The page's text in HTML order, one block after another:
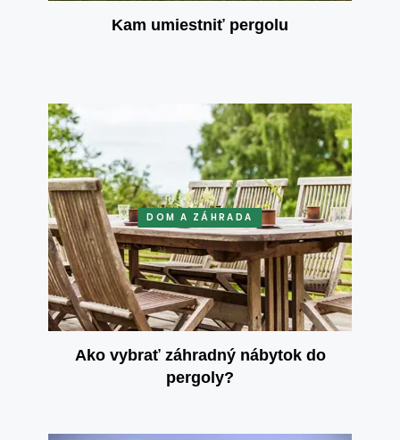
Kam umiestniť pergolu
DOM A ZÁHRADA
Ako vybrať záhradný nábytok do
pergoly?